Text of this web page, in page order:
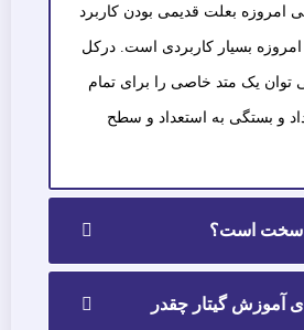
امروزه بعلت قدیمی بودن کاربرد
بسیار کاربردی است. درکل
توان یک متد خاصی را برای تمام
و بستگی به استعداد و سطح
سخت است؟
آموزش گیتار چقدر